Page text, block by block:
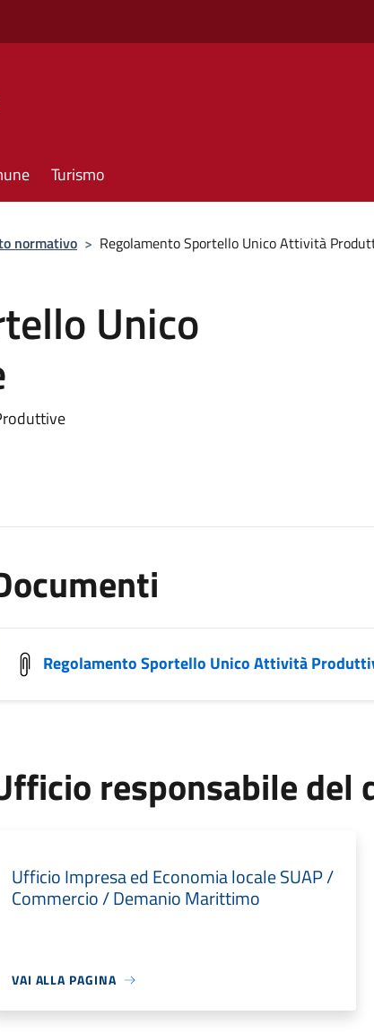
Turismo
normativo > Regolamento Sportello Unico Attività
Unico
Regolamento Sportello Unico Attività
responsabile del
Ufficio Impresa ed Economia locale SUAP /
Commercio / Demanio Marittimo
VAI ALLA PAGINA